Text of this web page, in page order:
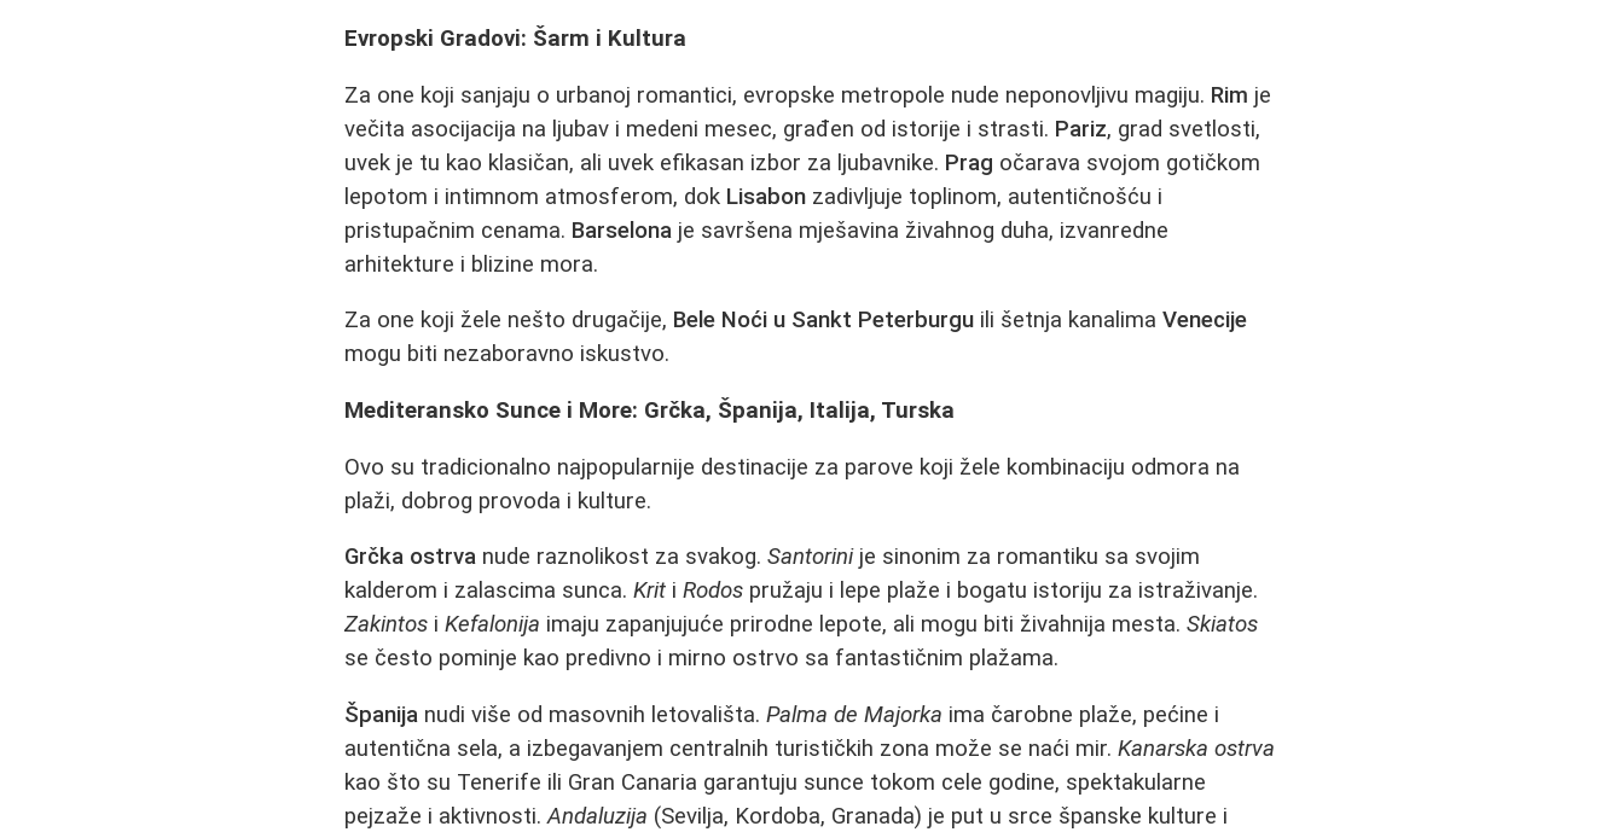
Evropski Gradovi: Šarm i Kultura
Za one koji sanjaju o urbanoj romantici, evropske metropole nude neponovljivu magiju. Rim je
večita asocijacija na ljubav i medeni mesec, građen od istorije i strasti. Pariz, grad svetlosti,
uvek je tu kao klasičan, ali uvek efikasan izbor za ljubavnike. Prag očarava svojom gotičkom
lepotom i intimnom atmosferom, dok Lisabon zadivljuje toplinom, autentičnošću i
pristupačnim cenama. Barselona je savršena mješavina živahnog duha, izvanredne
arhitekture i blizine mora.
Za one koji žele nešto drugačije, Bele Noći u Sankt Peterburgu ili šetnja kanalimaVenecije
mogu biti nezaboravno iskustvo.
Mediteransko Sunce i More: Grčka, Španija, Italija, Turska
Ovo su tradicionalno najpopularnije destinacije za parove koji žele kombinaciju odmora na
plaži, dobrog provoda i kulture.
Grčka ostrva nude raznolikost za svakog.Santorinije sinonim za romantiku sa svojim
kalderom i zalascima sunca.Krit iRodos pružaju i lepe plaže i bogatu istoriju za istraživanje.
Zakintos iKefalonija imaju zapanjujuće prirodne lepote, ali mogu biti živahnija mesta.Skiatos
se često pominje kao predivno i mirno ostrvo sa fantastičnim plažama.
Španija nudi više od masovnih letovališta.Palma de Majorka ima čarobne plaže, pećine i
autentična sela, a izbegavanjem centralnih turističkih zona može se naći mir.Kanarska ostrva
kao što su Tenerife ili Gran Canaria garantuju sunce tokom cele godine, spektakularne
pejzaže i aktivnosti.Andaluzija (Sevilja, Kordoba, Granada) je put u srce španske kulture i